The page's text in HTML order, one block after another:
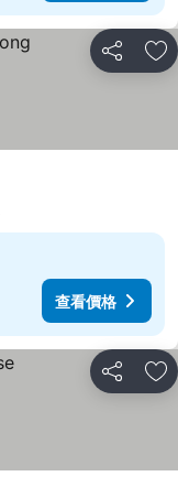
分享 放
查看價格
分享 放